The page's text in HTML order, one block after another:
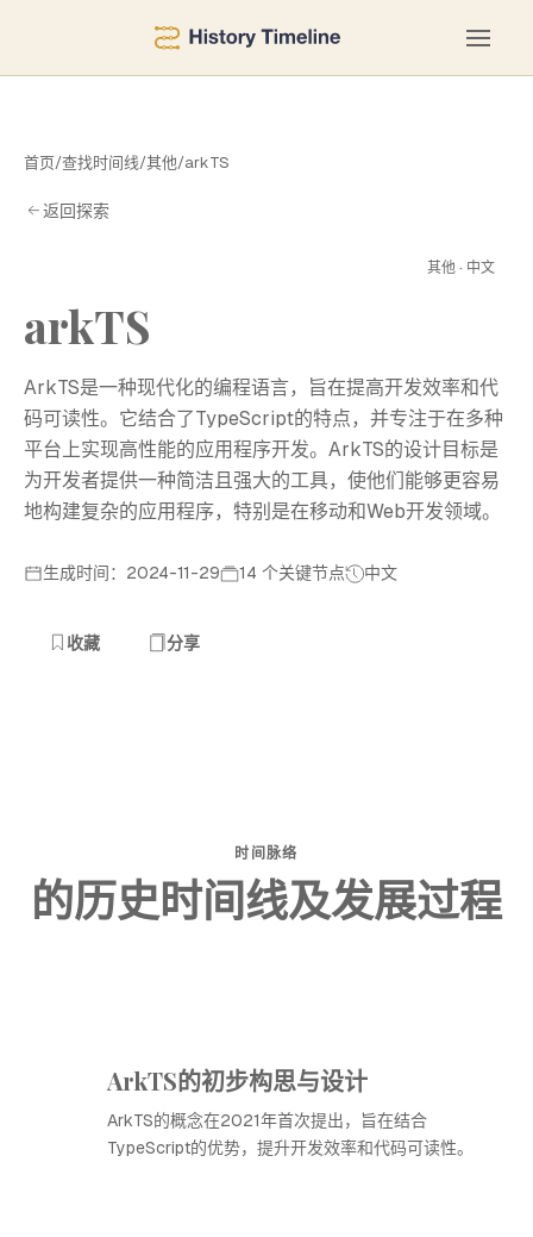
首页/查找时间线/其他/arkTS
返回探索
其他 · 中文
arkTS
ArkTS是一种现代化的编程语言，旨在提高开发效率和代
码可读性。它结合了TypeScript的特点，并专注于在多种
平台上实现高性能的应用程序开发。ArkTS的设计目标是
为开发者提供一种简洁且强大的工具，使他们能够更容易
地构建复杂的应用程序，特别是在移动和Web开发领域。
生成时间：2024-11-29 14 个关键节点 中文
收藏 分享
时间脉络
的历史时间线及发展过程
ArkTS的初步构思与设计
ArkTS的概念在2021年首次提出，旨在结合
TypeScript的优势，提升开发效率和代码可读性。